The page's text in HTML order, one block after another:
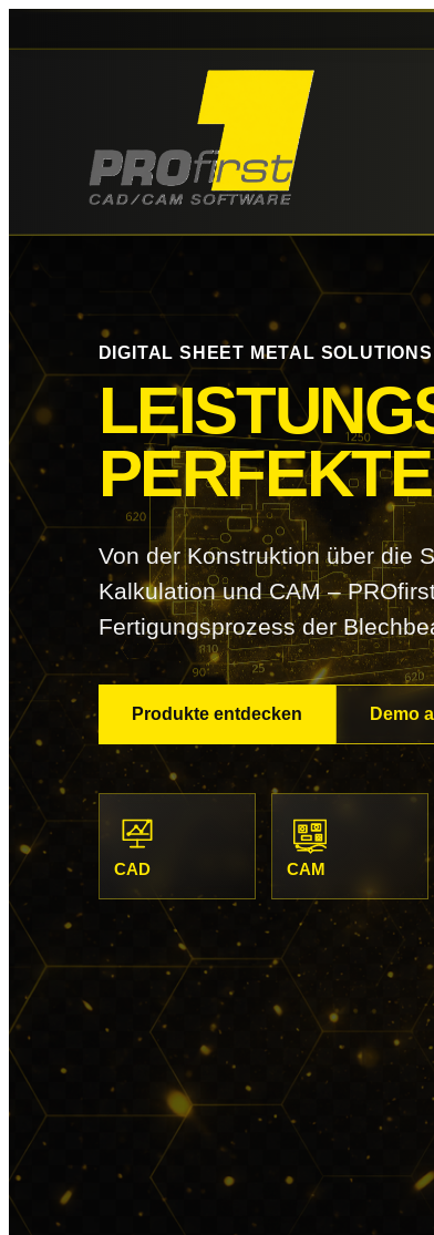
DIGITAL SHEET METAL SOLUTIONS
PERFEKTE
Von der Konstruktion über die
Kalkulation und CAM –
Fertigungsprozess der
Produkte entdecken Demo
CAD CAM